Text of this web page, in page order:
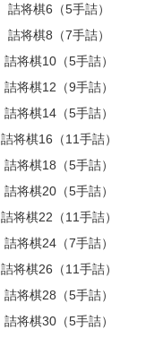
詰将棋6（5手詰）
詰将棋8（7手詰）
詰将棋10（5手詰）
詰将棋12（9手詰）
詰将棋14（5手詰）
詰将棋16（11手詰）
詰将棋18（5手詰）
詰将棋20（5手詰）
詰将棋22（11手詰）
詰将棋24（7手詰）
詰将棋26（11手詰）
詰将棋28（5手詰）
詰将棋30（5手詰）